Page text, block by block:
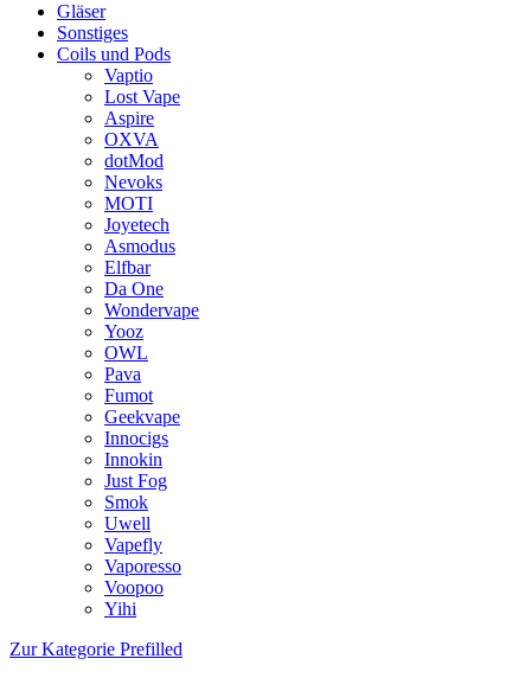
Gläser
Sonstiges
Coils und Pods
Vaptio
Lost Vape
Aspire
OXVA
dotMod
Nevoks
MOTI
Joyetech
Asmodus
Elfbar
Da One
Wondervape
Yooz
OWL
Pava
Fumot
Geekvape
Innocigs
Innokin
Just Fog
Smok
Uwell
Vapefly
Vaporesso
Voopoo
Yihi
Zur Kategorie Prefilled